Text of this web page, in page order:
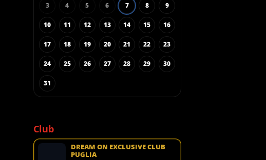
3 4 5 6 7 8 9
10 11 12 13 14 15 16
17 18 19 20 21 22 23
24 25 26 27 28 29 30
31
Club
DREAM ON EXCLUSIVE CLUB
PUGLIA